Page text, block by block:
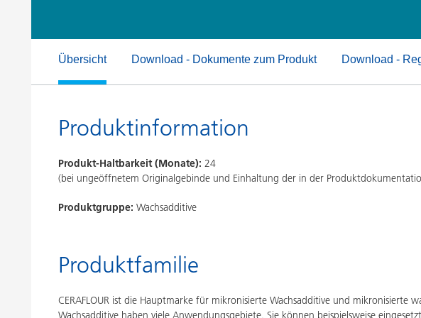
Übersicht Download - Dokumente zum Produkt Download -
Produktinformation
Produkt-Haltbarkeit (Monate): 24
(bei ungeöffnetem Originalgebinde und Einhaltung der in der
Produktgruppe: Wachsadditive
Produktfamilie
CERAFLOUR ist die Hauptmarke für mikronisierte Wachsadditive und mikronisierte
Wachsadditive haben viele Anwendungsgebiete. Sie können beispielsweise